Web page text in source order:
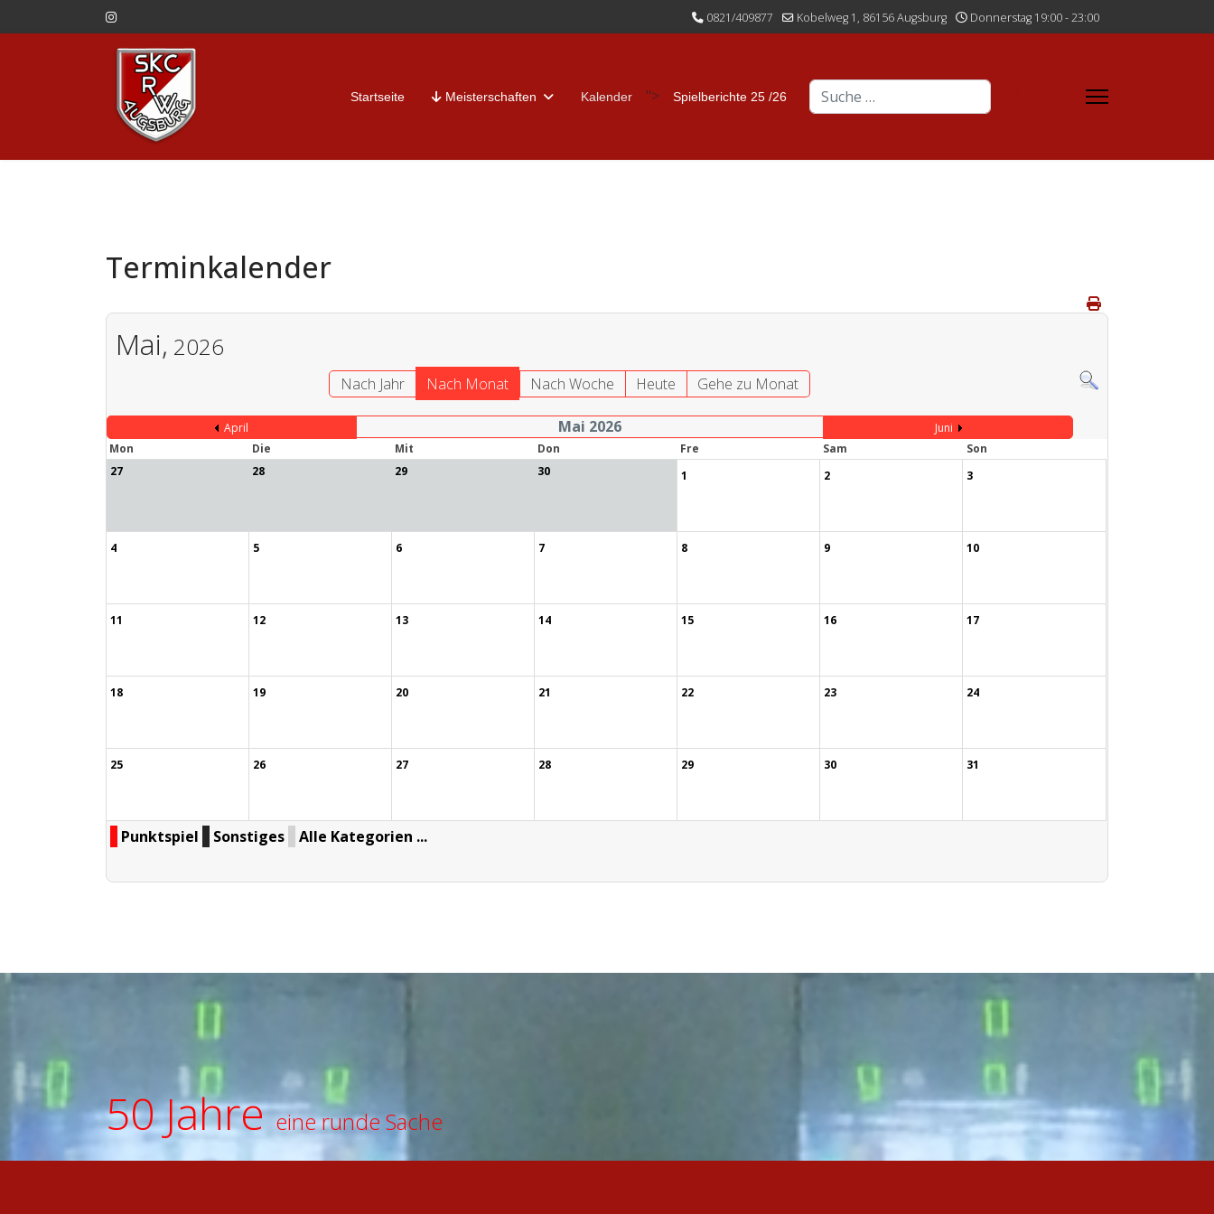
0821/409877 Kobelweg 1, 86156 Augsburg Donnerstag 19:00 - 23:00
Startseite Meisterschaften Kalender "> Spielberichte 25 /26 Suchen
Terminkalender
Mai, 2026
Nach Jahr Nach Monat Nach Woche Heute Gehe zu Monat
April Mai 2026
Juni
Mon
Die Mit Don Fre Sam
Son
27
28 29 30 1 2 3
4 5 6 7 8 9 10
11 12 13 14 15 16 17
18 19 20 21 22 23 24
25 26 27 28 29 30 31
Punktspiel Sonstiges Alle Kategorien ...
50 Jahreeine runde Sache